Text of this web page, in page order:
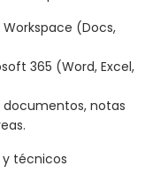
(Docs,
365 (Word, Excel,
notas
técnicos